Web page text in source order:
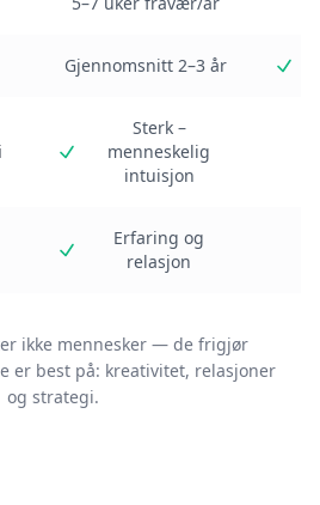
Gjennomsnitt 2–3 år
Sterk –
menneskelig
intuisjon
Erfaring og
relasjon
ikke mennesker — de frigjør
er best på: kreativitet, relasjoner
og strategi.